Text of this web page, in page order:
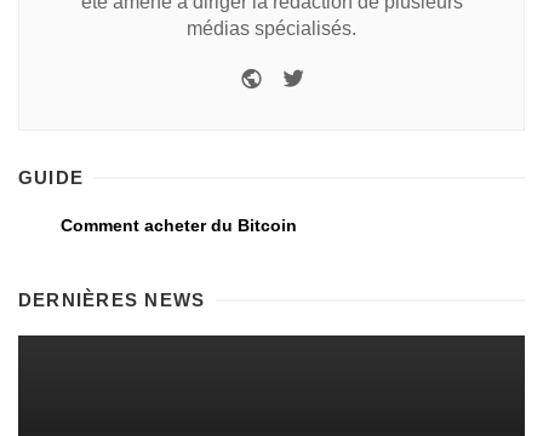
médias spécialisés.
GUIDE
Comment acheter du Bitcoin
DERNIÈRES NEWS